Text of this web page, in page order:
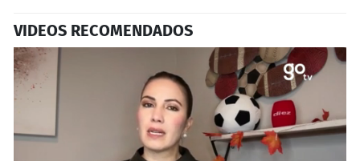
VIDEOS RECOMENDADOS